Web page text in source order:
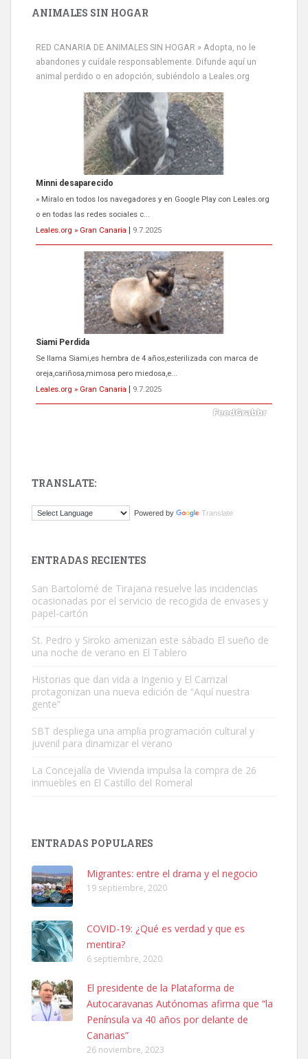
ANIMALES SIN HOGAR
RED CANARIA DE ANIMALES SIN HOGAR » Adopta, no le
abandones y cuídale responsablemente. Difunde aquí un
animal perdido o en adopción, subiéndolo a Leales.org
Minni desaparecido
» Míralo en todos los navegadores y en Google Play con Leales.org
o en todas las redes sociales c...
Leales.org » Gran Canaria
9.7.2025
Siami Perdida
Se llama Siami,es hembra de 4 años,esterilizada con marca de
oreja,cariñosa,mimosa pero miedosa,e...
Leales.org » Gran Canaria
9.7.2025
El ayuntamiento se va a llevar a Los Gatos callejeros de la zona los
Este gato macho ha aparecido en la calle hace menos de un mes,
es muy manso y extremadamente cari...
Leales.org » Gran Canaria
Leales.org » Gran Canaria
SHIBA PERDIDO AVDA JOSE MESA Y LOPEZ
PERRO MACHO RAZA SHIBA CON MICROCHIP PERDIDO HOY
06/07/2025 ZONA MESA Y LOPEZ. ES MUY ASUSTADIZO
Leales.org » Gran Canaria
6.7.2025
TRANSLATE:
Powered by Translate
ENTRADAS RECIENTES
San Bartolomé de Tirajana resuelve las incidencias
ocasionadas por el servicio de recogida de envases y
papel-cartón
St. Pedro y Siroko amenizan este sábado El sueño de
una noche de verano en El Tablero
Historias que dan vida a Ingenio y El Carrizal
protagonizan una nueva edición de “Aquí nuestra
gente”
SBT despliega una amplia programación cultural y
juvenil para dinamizar el verano
La Concejalía de Vivienda impulsa la compra de 26
inmuebles en El Castillo del Romeral
ENTRADAS POPULARES
Migrantes: entre el drama y el negocio
19 septiembre, 2020
COVID-19: ¿Qué es verdad y que es
mentira?
6 septiembre, 2020
El presidente de la Plataforma de
Autocaravanas Autónomas afirma que “la
Península va 40 años por delante de
Canarias”
26 noviembre, 2023